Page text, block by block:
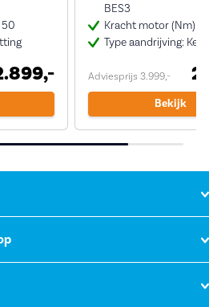
BES3
Kracht motor (Nm):
Type aandrijving:
Adviesprijs 3.999,-
Bekijk